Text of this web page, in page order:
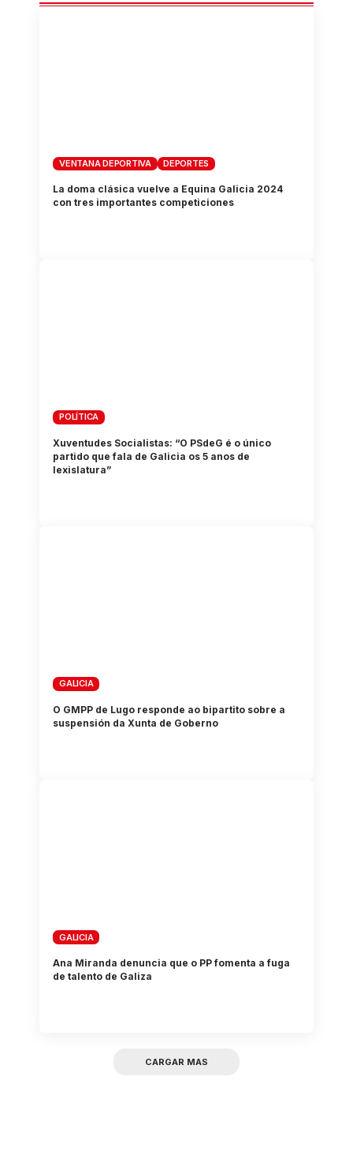
VENTANA DEPORTIVA DEPORTES
La doma clásica vuelve a Equina Galicia 2024
con tres importantes competiciones
POLÍTICA
Xuventudes Socialistas: “O PSdeG é o único
partido que fala de Galicia os 5 anos de
lexislatura”
GALICIA
O GMPP de Lugo responde ao bipartito sobre a
suspensión da Xunta de Goberno
GALICIA
Ana Miranda denuncia que o PP fomenta a fuga
de talento de Galiza
CARGAR MAS